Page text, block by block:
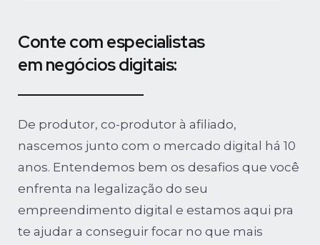
Conte com especialistas
em negócios digitais:
De produtor, co-produtor à afiliado,
nascemos junto com o mercado digital há 10
anos. Entendemos bem os desafios que você
enfrenta na legalização do seu
empreendimento digital e estamos aqui pra
te ajudar a conseguir focar no que mais